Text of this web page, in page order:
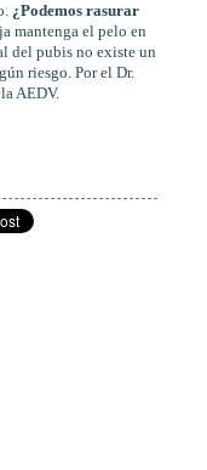
¿Podemos rasurar
mantenga el pelo en
del pubis no existe un
riesgo. Por el Dr.
AEDV.